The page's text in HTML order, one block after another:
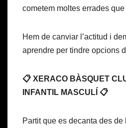
cometem moltes errades
Hem de canviar l’actitud i
aprendre per tindre opcions
📋 XERACO BÀSQUET
INFANTIL MASCULÍ 📋
Partit que es decanta des